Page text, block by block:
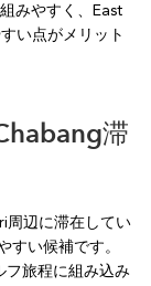
みやすく、East
い点がメリット
滞
周辺に滞在してい
すい候補です。
フ旅程に組み込み